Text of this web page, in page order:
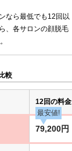
なら最低でも12回以
、各サロンの顔脱毛
較
12回の料金
最安値!
79,200円